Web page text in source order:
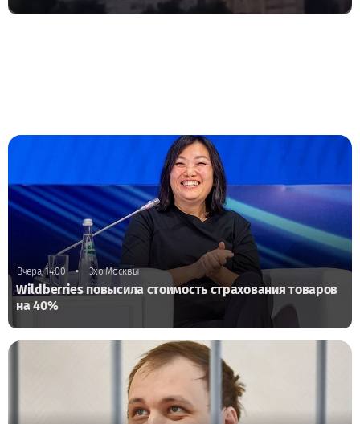
Вчера, 14:00 • Эхо Москвы
Wildberries повысила стоимость страхования товаров
на 40%